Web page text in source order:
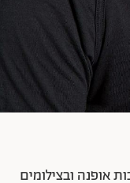
אופנה ובצילומים